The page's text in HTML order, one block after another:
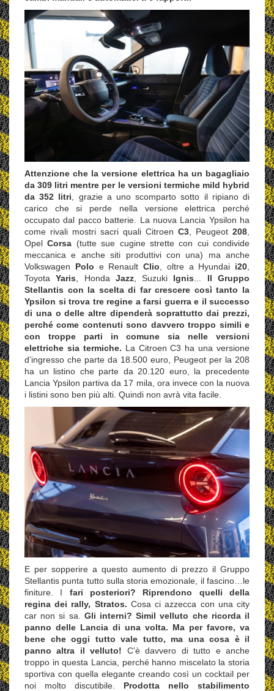
Attenzione che la versione elettrica ha un bagagliaio
da 309 litri mentre per le versioni termiche mild hybrid
da 352 litri , grazie a uno scomparto sotto il ripiano di
carico che si perde nella versione elettrica perché
occupato dal pacco batterie. La nuova Lancia Ypsilon ha
come rivali mostri sacri quali Citroen C3 , Peugeot 208
OpelCorsa (tutte sue cugine strette con cui condivide
meccanica e anche siti produttivi con una) ma anche
Volkswagen Polo e Renault Clio , oltre a Hyundai i20
ToyotaYaris , Honda Jazz, Suzuki Ignis
Il Gruppo
Stellantis con la scelta di far crescere così tanto la
Ypsilon si trova tre regine a farsi guerra e il successo
di una o delle altre dipenderà soprattutto dai prezzi,
perché come contenuti sono davvero troppo simili e
con troppe parti in comune sia nelle versioni
elettriche sia termiche. La Citroen C3 ha una versione
d’ingresso che parte da 18.500 euro, Peugeot per la 208
ha un listino che parte da 20.120 euro, la precedente
Lancia Ypsilon partiva da 17 mila, ora invece con la nuova
i listini sono ben più alti. Quindi non avrà vita facile.
E per sopperire a questo aumento di prezzo il Gruppo
Stellantis punta tutto sulla storia emozionale, il fascino…le
finiture. I fari posteriori? Riprendono quelli della
regina dei rally, Stratos. Cosa ci azzecca con una city
car non si sa. Gli interni? Simil velluto che ricorda il
panno delle Lancia di una volta. Ma per favore, va
bene che oggi tutto vale tutto, ma una cosa è il
panno altra il velluto! C’è davvero di tutto e anche
troppo in questa Lancia, perché hanno miscelato la storia
sportiva con quella elegante creando così un cocktail per
noi molto discutibile. Prodotta nello stabilimento